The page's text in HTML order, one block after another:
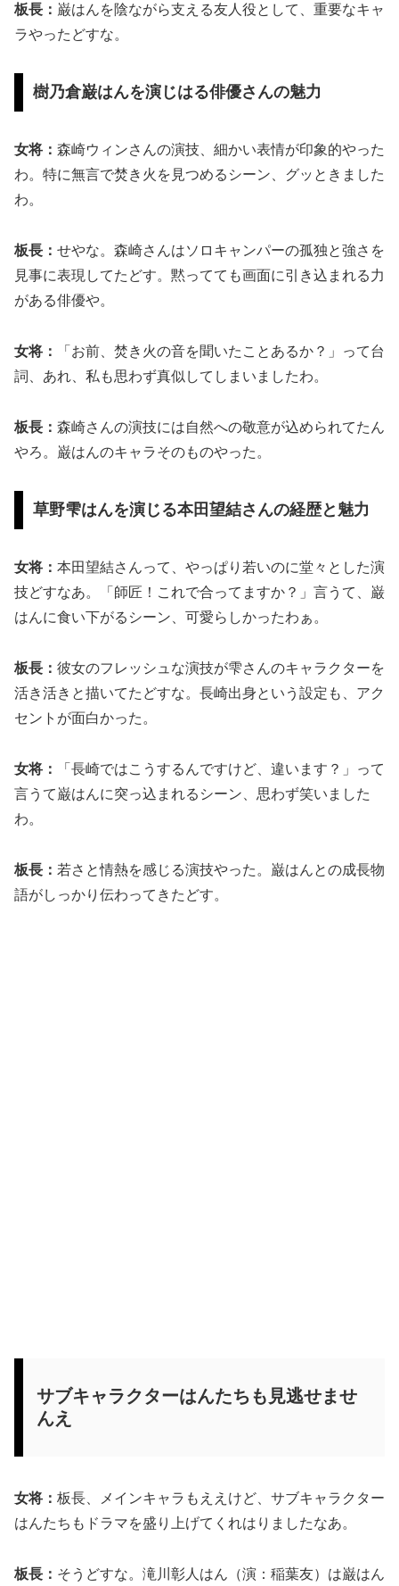
板長： 巌はんを陰ながら支える友人役として、重要なキャ
ラやったどすな。
樹乃倉巌はんを演じはる俳優さんの魅力
女将： 森崎ウィンさんの演技、細かい表情が印象的やった
わ。特に無言で焚き火を見つめるシーン、グッときました
わ。
板長： せやな。森崎さんはソロキャンパーの孤独と強さを
見事に表現してたどす。黙ってても画面に引き込まれる力
がある俳優や。
女将：
「お前、焚き火の音を聞いたことあるか？」って台
詞、あれ、私も思わず真似してしまいましたわ。
板長： 森崎さんの演技には自然への敬意が込められてたん
やろ。巌はんのキャラそのものやった。
草野雫はんを演じる本田望結さんの経歴と魅力
女将： 本田望結さんって、やっぱり若いのに堂々とした演
技どすなあ。「師匠！これで合ってますか？」言うて、巌
はんに食い下がるシーン、可愛らしかったわぁ。
板長： 彼女のフレッシュな演技が雫さんのキャラクターを
活き活きと描いてたどすな。長崎出身という設定も、アク
セントが面白かった。
女将：
「長崎ではこうするんですけど、違います？」って
言うて巌はんに突っ込まれるシーン、思わず笑いました
わ。
板長： 若さと情熱を感じる演技やった。巌はんとの成長物
語がしっかり伝わってきたどす。
サブキャラクターはんたちも見逃せませ
んえ
女将： 板長、メインキャラもええけど、サブキャラクター
はんたちもドラマを盛り上げてくれはりましたなあ。
板長： そうどすな。滝川彰人はん（演：稲葉友）は巌はん